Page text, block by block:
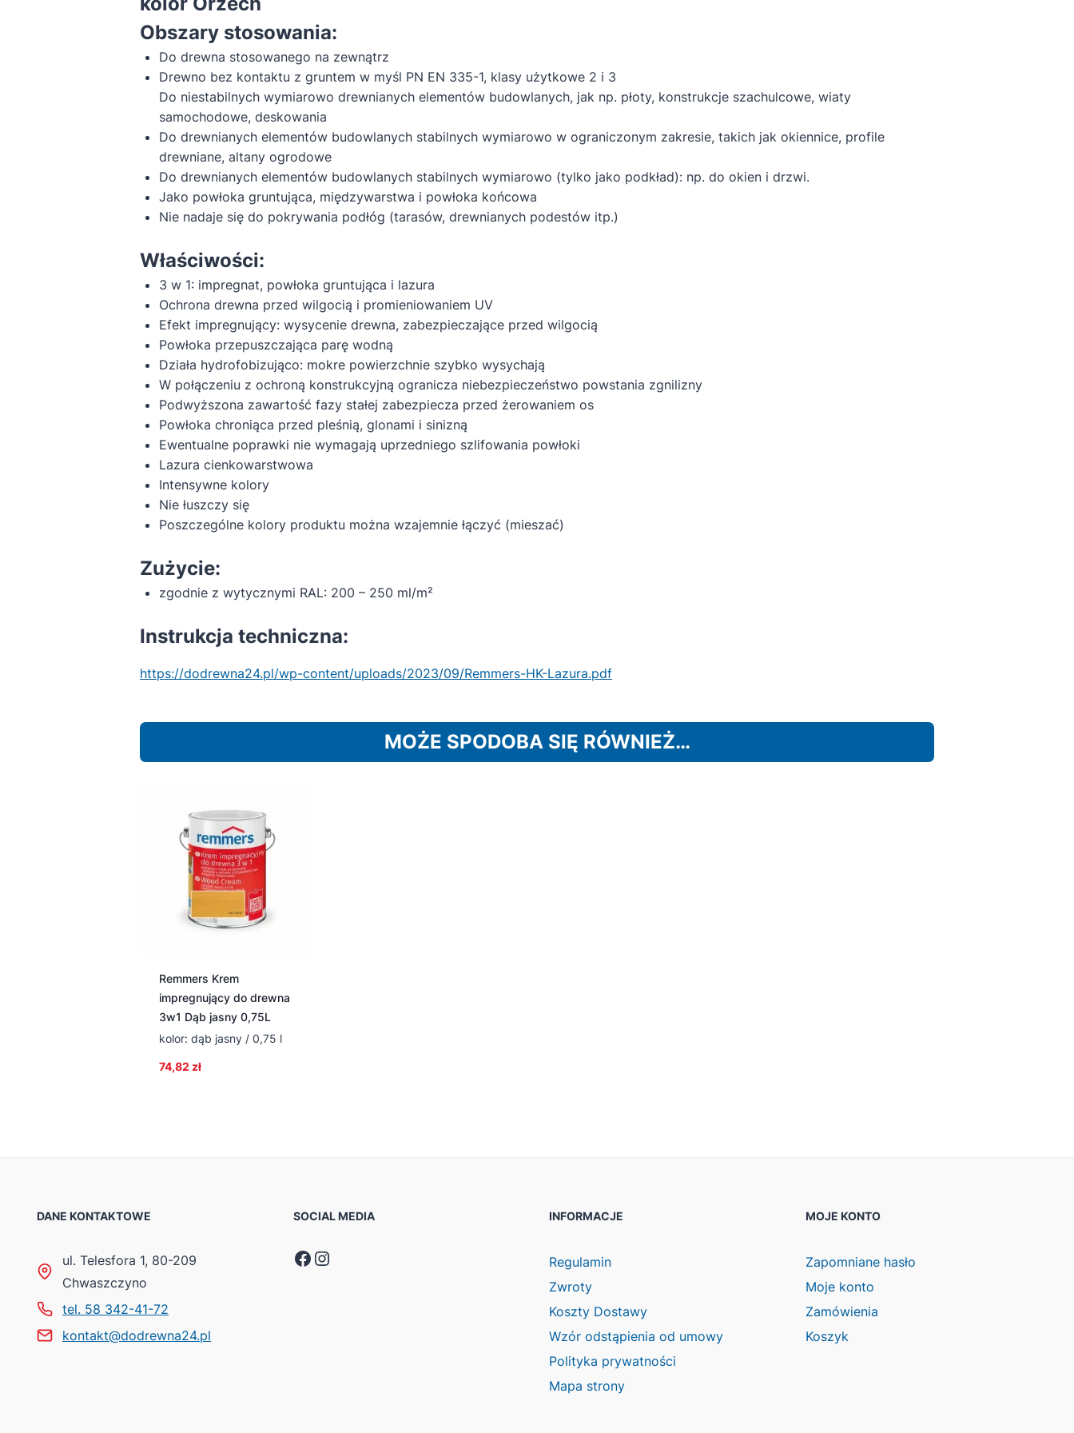
Obszary stosowania:
Do drewna stosowanego na zewnątrz
Drewno bez kontaktu z gruntem w myśl PN EN 335-1, klasy użytkowe 2 i 3
Do niestabilnych wymiarowo drewnianych elementów budowlanych, jak np. płoty, konstrukcje szachulcowe, wiaty
samochodowe, deskowania
Do drewnianych elementów budowlanych stabilnych wymiarowo w ograniczonym zakresie, takich jak okiennice, profile
drewniane, altany ogrodowe
Do drewnianych elementów budowlanych stabilnych wymiarowo (tylko jako podkład): np. do okien i drzwi.
Jako powłoka gruntująca, międzywarstwa i powłoka końcowa
Nie nadaje się do pokrywania podłóg (tarasów, drewnianych podestów itp.)
Właściwości:
3 w 1: impregnat, powłoka gruntująca i lazura
Ochrona drewna przed wilgocią i promieniowaniem UV
Efekt impregnujący: wysycenie drewna, zabezpieczające przed wilgocią
Powłoka przepuszczająca parę wodną
Działa hydrofobizująco: mokre powierzchnie szybko wysychają
W połączeniu z ochroną konstrukcyjną ogranicza niebezpieczeństwo powstania zgnilizny
Podwyższona zawartość fazy stałej zabezpiecza przed żerowaniem os
Powłoka chroniąca przed pleśnią, glonami i sinizną
Ewentualne poprawki nie wymagają uprzedniego szlifowania powłoki
Lazura cienkowarstwowa
Intensywne kolory
Nie łuszczy się
Poszczególne kolory produktu można wzajemnie łączyć (mieszać)
Zużycie:
zgodnie z wytycznymi RAL: 200 – 250 ml/m²
Instrukcja techniczna:
https://dodrewna24.pl/wp-content/uploads/2023/09/Remmers-HK-Lazura.pdf
MOŻE SPODOBA SIĘ RÓWNIEŻ…
Remmers Krem
impregnujący do drewna
3w1 Dąb jasny 0,75L
kolor: dąb jasny / 0,75 l
74,82 zł
DANE KONTAKTOWE
ul. Telesfora 1, 80-209
Chwaszczyno
tel. 58 342-41-72
kontakt@dodrewna24.pl
SOCIAL MEDIA
Facebook
Instagram
INFORMACJE
Regulamin
Zwroty
Koszty Dostawy
Wzór odstąpienia od umowy
Polityka prywatności
Mapa strony
MOJE KONTO
Zapomniane hasło
Moje konto
Zamówienia
Koszyk